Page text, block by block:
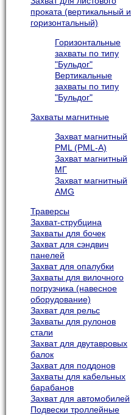
проката (вертикальный и
горизонтальный)
Горизонтальные
захваты по типу
"Бульдог"
Вертикальные
захваты по типу
"Бульдог"
Захваты магнитные
Захват магнитный
PML (PML-A)
Захват магнитный
МГ
Захват магнитный
AMG
Траверсы
Захват-струбцина
Захваты для бочек
Захват для сэндвич
панелей
Захват для опалубки
Захваты для вилочного
погрузчика (навесное
оборудование)
Захват для рельс
Захваты для рулонов
стали
Захват для двутавровых
балок
Захват для поддонов
Захваты для кабельных
барабанов
Захват для автомобилей
Подвески троллейные